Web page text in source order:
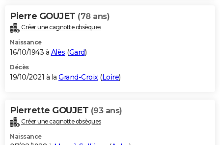
Pierre GOUJET (78 ans)
Créer une cagnotte obsèques
Naissance
16/10/1943 à Alès (Gard)
Décès
19/10/2021 à la Grand-Croix(Loire)
Pierrette GOUJET (93 ans)
Créer une cagnotte obsèques
Naissance